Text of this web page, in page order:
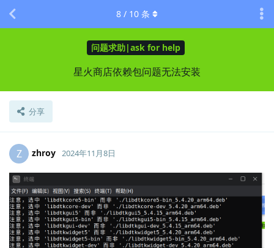
问题求助|ask for help
星火商店依赖包问题无法安装
分享
8 / 10 条
Z zhroy 2024年11月8日